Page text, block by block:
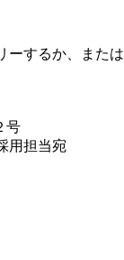
ーするか、または
号
用担当宛